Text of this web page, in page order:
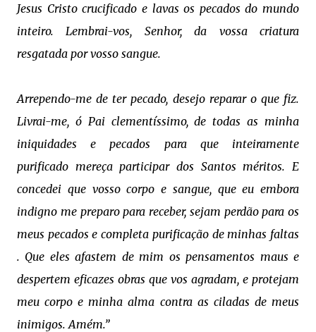
Jesus Cristo crucificado e lavas os pecados do mundo
inteiro. Lembrai-vos, Senhor, da vossa criatura
resgatada por vosso sangue.
Arrependo-me de ter pecado, desejo reparar o que fiz.
Livrai-me, ó Pai clementíssimo, de todas as minha
iniquidades e pecados para que inteiramente
purificado mereça participar dos Santos méritos. E
concedei que vosso corpo e sangue, que eu embora
indigno me preparo para receber, sejam perdão para os
meus pecados e completa purificação de minhas faltas
. Que eles afastem de mim os pensamentos maus e
despertem eficazes obras que vos agradam, e protejam
meu corpo e minha alma contra as ciladas de meus
inimigos. Amém.”